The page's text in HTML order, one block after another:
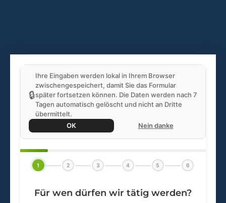
🔒
Ihre Eingaben werden lokal in Ihrem Browser
zwischengespeichert, damit Sie das Formular
später fortsetzen können. Die Daten werden nach 7
Tagen automatisch gelöscht und nicht an Dritte
übermittelt.
OK
Nein danke
1 2 3 4 5 6
Für wen dürfen wir tätig werden?